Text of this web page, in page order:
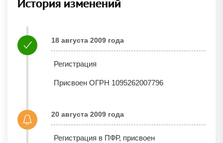
История изменений
18 августа 2009 года
Регистрация
Присвоен ОГРН 1095262007796
20 августа 2009 года
Регистрация в ПФР, присвоен